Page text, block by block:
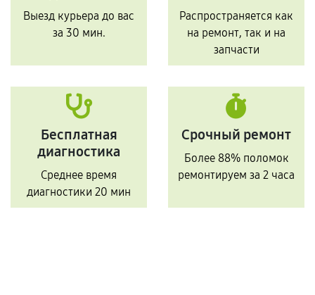
Выезд курьера до вас
за 30 мин.
Распространяется как
на ремонт, так и на
запчасти
Бесплатная
диагностика
Среднее время
диагностики 20 мин
Срочный ремонт
Более 88% поломок
ремонтируем за 2 часа